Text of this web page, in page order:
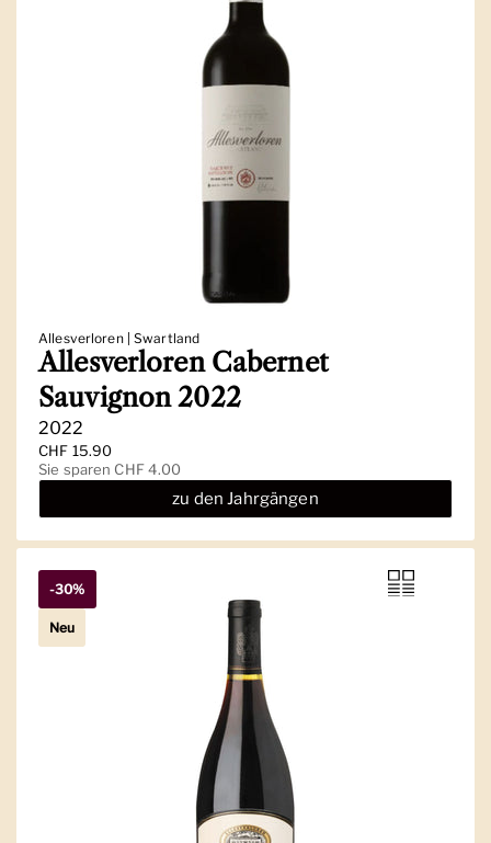
Allesverloren | Swartland
Allesverloren Cabernet
Sauvignon 2022
2022
Regulärer Preis
CHF 15.90
Sale-Preis
Sie sparen CHF 4.00
zu den Jahrgängen
-30%
Neu